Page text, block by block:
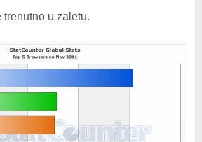
u zaletu.